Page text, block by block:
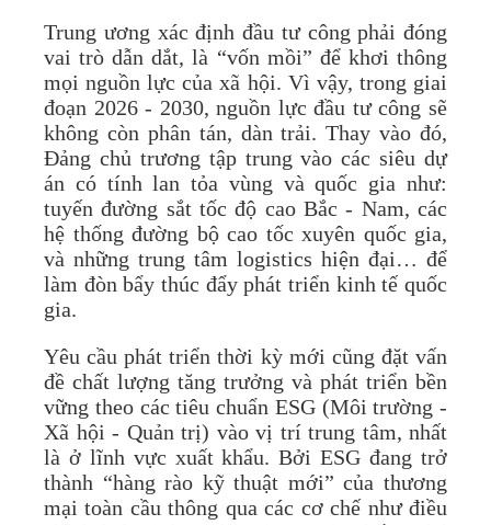
Trung ương xác định đầu tư công phải đóng
vai trò dẫn dắt, là “vốn mồi” để khơi thông
mọi nguồn lực của xã hội. Vì vậy, trong giai
đoạn 2026 - 2030, nguồn lực đầu tư công sẽ
không còn phân tán, dàn trải. Thay vào đó,
Đảng chủ trương tập trung vào các siêu dự
án có tính lan tỏa vùng và quốc gia như:
tuyến đường sắt tốc độ cao Bắc - Nam, các
hệ thống đường bộ cao tốc xuyên quốc gia,
và những trung tâm logistics hiện đại… để
làm đòn bẩy thúc đẩy phát triển kinh tế quốc
gia.
Yêu cầu phát triển thời kỳ mới cũng đặt vấn
đề chất lượng tăng trưởng và phát triển bền
vững theo các tiêu chuẩn ESG (Môi trường -
Xã hội - Quản trị) vào vị trí trung tâm, nhất
là ở lĩnh vực xuất khẩu. Bởi ESG đang trở
thành “hàng rào kỹ thuật mới” của thương
mại toàn cầu thông qua các cơ chế như điều